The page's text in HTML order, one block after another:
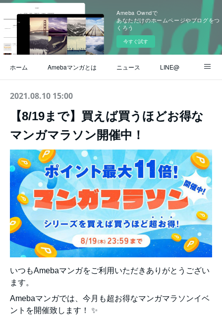
Ameba Owndで
あなただけのホームページやブログをつ
くろう
今すぐ試す
ホーム Amebaマンガとは ニュース LINE@
Instagram 公式ブログ
お問い合わせ
2021.08.10 15:00
【8/19まで】買えば買うほどお得な
マンガマラソン開催中！
いつもAmebaマンガをご利用いただきありがとうござい
ます。
Amebaマンガでは、今月も超お得なマンガマラソンイベ
ントを開催致します！ ✨